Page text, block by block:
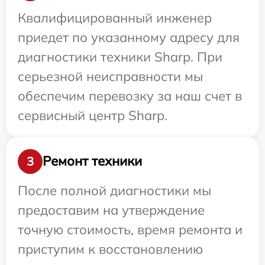
Квалифицированный инженер
приедет по указанному адресу для
диагностики техники Sharp. При
серьезной неисправности мы
обеспечим перевозку за наш счет в
сервисный центр Sharp.
3
Ремонт техники
После полной диагностики мы
предоставим на утверждение
точную стоимость, время ремонта и
приступим к восстановлению